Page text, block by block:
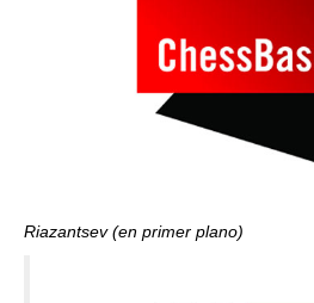
Riazantsev (en primer plano)